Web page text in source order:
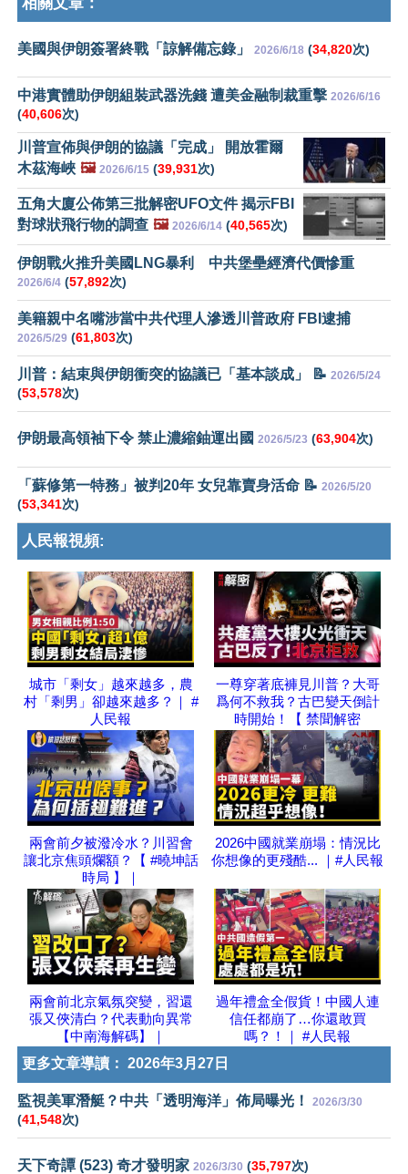
美國與伊朗簽署終戰「諒解備忘錄」 2026/6/18 (34,820次)
中港實體助伊朗組裝武器洗錢 遭美金融制裁重擊 2026/6/16
(40,606次)
川普宣佈與伊朗的協議「完成」 開放霍爾
木茲海峽 🖼️ 2026/6/15 (39,931次)
五角大廈公佈第三批解密UFO文件 揭示FBI
對球狀飛行物的調查 🖼️ 2026/6/14 (40,565次)
伊朗戰火推升美國LNG暴利 中共堡壘經濟代價慘重
2026/6/4 (57,892次)
美籍親中名嘴涉當中共代理人滲透川普政府 FBI逮捕
2026/5/29 (61,803次)
川普：結束與伊朗衝突的協議已「基本談成」 📝 2026/5/24
(53,578次)
伊朗最高領袖下令 禁止濃縮鈾運出國 2026/5/23 (63,904次)
「蘇修第一特務」被判20年 女兒靠賣身活命 📝 2026/5/20
(53,341次)
人民報視頻:
城市「剩女」越來越多，農
村「剩男」卻越來越多？｜ #
人民報
一尊穿著底褲見川普？大哥
爲何不救我？古巴變天倒計
時開始！【 禁聞解密
兩會前夕被潑冷水？川習會
讓北京焦頭爛額？【 #曉坤話
時局 】｜
2026中國就業崩塌：情況比
你想像的更殘酷... ｜#人民報
兩會前北京氣氛突變，習還
張又俠清白？代表動向異常
【中南海解碼】｜
過年禮盒全假貨！中國人連
信任都崩了…你還敢買
嗎？！｜ #人民報
更多文章導讀： 2026年3月27日
監視美軍潛艇？中共「透明海洋」佈局曝光！ 2026/3/30
(41,548次)
天下奇譚 (523) 奇才發明家 2026/3/30 (35,797次)